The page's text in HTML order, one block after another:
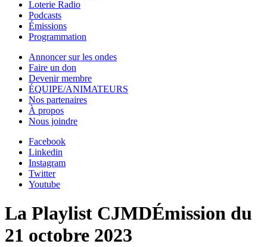
Loterie Radio
Podcasts
Émissions
Programmation
Annoncer sur les ondes
Faire un don
Devenir membre
ÉQUIPE/ANIMATEURS
Nos partenaires
À propos
Nous joindre
Facebook
Linkedin
Instagram
Twitter
Youtube
La Playlist CJMDÉmission du
21 octobre 2023